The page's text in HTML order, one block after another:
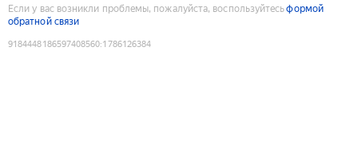
Если у вас возникли проблемы, пожалуйста, воспользуйтесьформой
обратной связи
9184448186597408560:1786126384